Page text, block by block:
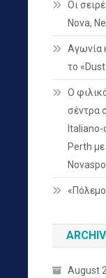
Οι
Nova,
Αγωνία
το
Ο
σέντρα
Italiano-
Perth
August